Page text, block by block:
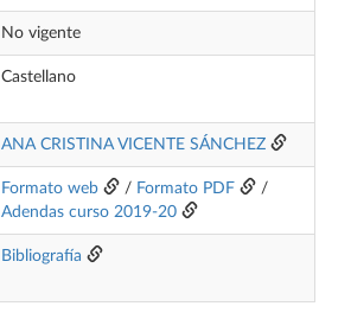
No vigente
Castellano
ANA CRISTINA VICENTE SÁNCHEZ
Formato web / Formato PDF
/
Adendas curso 2019-20
Bibliografía